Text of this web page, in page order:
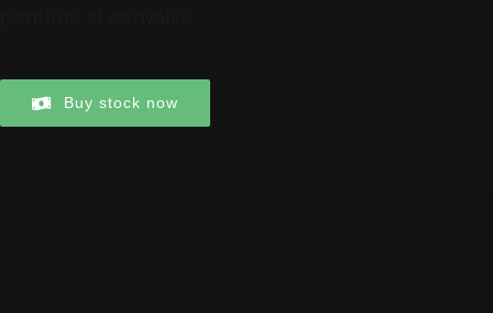
Buy stock now